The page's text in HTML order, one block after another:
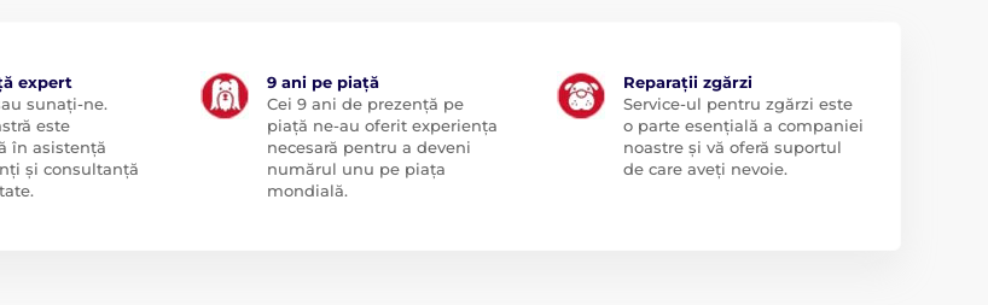
expert
sunați-ne.
este
în asistență
și consultanță
9 ani pe piață
Cei 9 ani de prezență pe
piață ne-au oferit experiența
necesară pentru a deveni
numărul unu pe piața
mondială.
Reparații zgărzi
Service-ul pentru zgărzi este
o parte esențială a companiei
noastre și vă oferă suportul
de care aveți nevoie.